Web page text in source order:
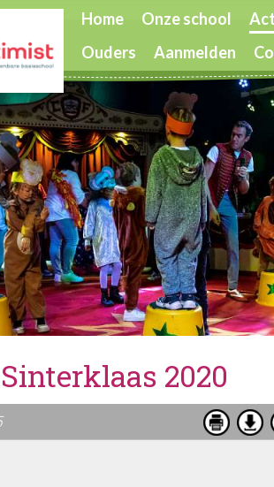
Home Onze school
Ouders
Aanmelden
2020